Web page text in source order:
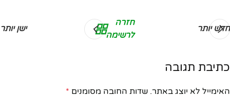
חדש יותר
חזרה
לרשימה
ישן יותר
כתיבת תגובה
האימייל לא יוצג באתר. שדות החובה מסומנים *